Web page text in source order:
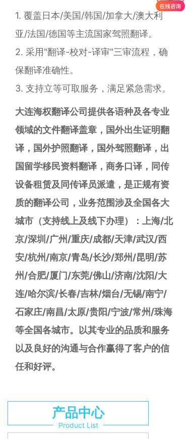
1. 覆盖日本/美国/韩国/加拿大/澳大利
亚/法国/德国等主流国家驾照翻译。
2. 采用"翻译-校对-译审"三审流程，确
保翻译准确性。
3. 支持立等可取服务，满足紧急需求。
大连海权翻译公司提供各语种及各专业
领域的文件翻译盖章，国外出生证明翻
译，国外护照翻译，国外驾照翻译，出
国留学移民资料翻译，商务口译，同传
设备租赁及同传译员派遣，是正规有资
质的翻译公司， 业务范围涉及全国各大
城市（支持线上及线下办理）：
上海/北
京/深圳/广州/重庆/成都/天津/武汉/西
安/杭州/南京/青岛/长沙/郑州/昆明/苏
州/合肥/厦门/东莞/佛山/济南/沈阳/大
连/哈尔滨/长春/吉林/烟台/无锡/南宁/
石家庄/南昌/太原/贵阳/宁波/常州/珠海
等全国各城市。以其专业的品质和服务
以及良好的沟通与合作赢得了客户的信
任和好评。
产品中心
Product List